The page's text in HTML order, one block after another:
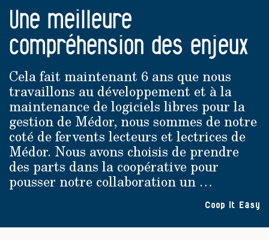
Une meilleure
compréhension des enjeux
Cela fait maintenant 6 ans que nous
travaillons au développement et à la
maintenance de logiciels libres pour la
gestion de Médor, nous sommes de notre
coté de fervents lecteurs et lectrices de
Médor. Nous avons choisis de prendre
des parts dans la coopérative pour
pousser notre collaboration un …
Coop It Easy